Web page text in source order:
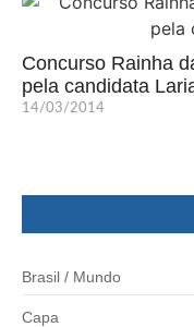
Concurso Rainha
pela candidata
14/03/2014
Brasil / Mundo
Capa